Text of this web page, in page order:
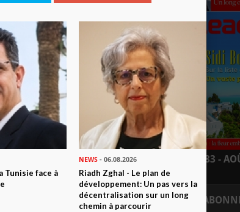
LEADERS N° 183 -
Tunisie face à
NEWS- 06.08.2026
Riadh Zghal - Le plan de
développement: Un pas vers la
décentralisation sur un long
chemin à parcourir